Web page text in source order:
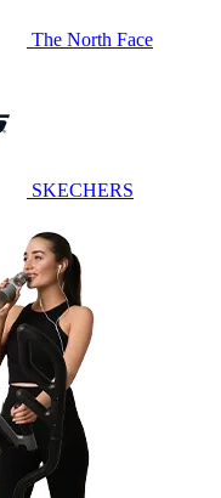
The North Face
SKECHERS